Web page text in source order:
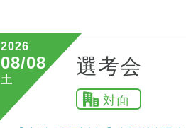
2026
08/08
土
選考会
対面